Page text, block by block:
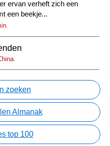
ervan verheft zich een
een beekje...
zoeken
Almanak
top 100